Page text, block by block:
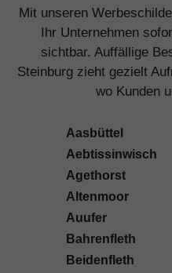
Mit unseren
Ihr Unternehmen
sichtbar. Auffällige
Steinburg zieht gezielt
wo Kunden
Aasbüttel
Aebtissinwisch
Agethorst
Altenmoor
Auufer
Bahrenfleth
Beidenfleth